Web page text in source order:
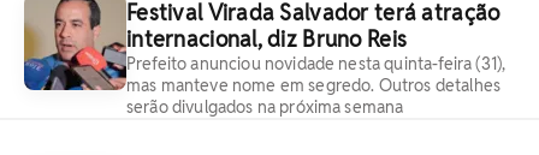
Festival Virada Salvador terá atração
internacional, diz Bruno Reis
Prefeito anunciou novidade nesta quinta-feira (31),
mas manteve nome em segredo. Outros detalhes
serão divulgados na próxima semana